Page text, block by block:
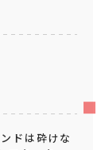
ドは砕けな